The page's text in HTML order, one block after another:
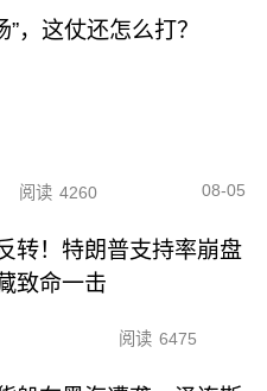
，这仗还怎么打？
阅读 4260 08-05
转！特朗普支持率崩盘
致命一击
阅读 6475